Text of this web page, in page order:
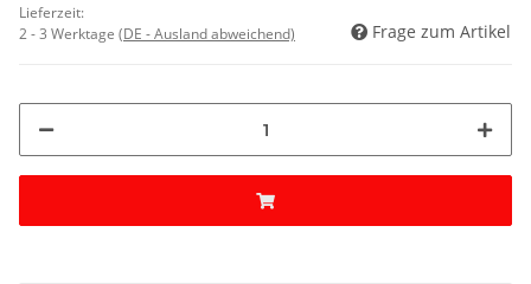
Lieferzeit:
2 - 3 Werktage (DE - Ausland abweichend) Frage zum Artikel